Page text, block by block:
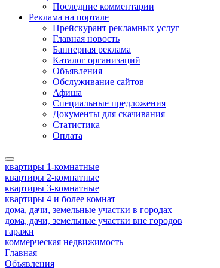
Последние комментарии
Реклама на портале
Прейскурант рекламных услуг
Главная новость
Баннерная реклама
Каталог организаций
Объявления
Обслуживание сайтов
Афиша
Специальные предложения
Документы для скачивания
Статистика
Оплата
квартиры 1-комнатные
квартиры 2-комнатные
квартиры 3-комнатные
квартиры 4 и более комнат
дома, дачи, земельные участки в городах
дома, дачи, земельные участки вне городов
гаражи
коммерческая недвижимость
Главная
Объявления